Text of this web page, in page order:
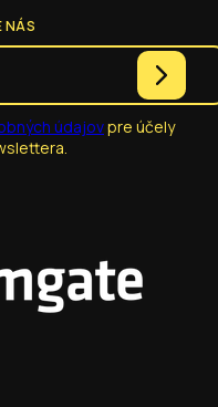
NÁS
údajovpre účely